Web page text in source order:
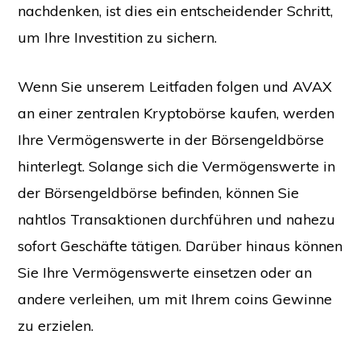
nachdenken, ist dies ein entscheidender Schritt,
um Ihre Investition zu sichern.
Wenn Sie unserem Leitfaden folgen und AVAX
an einer zentralen Kryptobörse kaufen, werden
Ihre Vermögenswerte in der Börsengeldbörse
hinterlegt. Solange sich die Vermögenswerte in
der Börsengeldbörse befinden, können Sie
nahtlos Transaktionen durchführen und nahezu
sofort Geschäfte tätigen. Darüber hinaus können
Sie Ihre Vermögenswerte einsetzen oder an
andere verleihen, um mit Ihrem coins Gewinne
zu erzielen.